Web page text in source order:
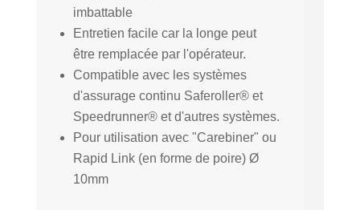
imbattable
Entretien facile car la longe peut
être remplacée par l'opérateur.
Compatible avec les systèmes
d'assurage continu Saferoller® et
Speedrunner® et d'autres systèmes.
Pour utilisation avec "Carebiner" ou
Rapid Link (en forme de poire) Ø
10mm